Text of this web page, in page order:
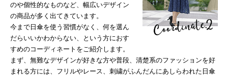
のや個性的なものなど、幅広いデザイン
の商品が多く出てきています。
今まで日傘を使う習慣がなく、何を選ん
だらいいかわからない、という方におす
すめのコーディネートをご紹介します。
まず、無難なデザインが好きな方や普段、清楚系のファッションを好
まれる方には、フリルやレース、刺繍がふんだんにあしらわれた日傘